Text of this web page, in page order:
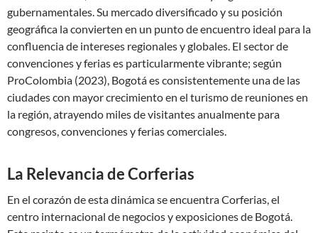
gubernamentales. Su mercado diversificado y su posición
geográfica la convierten en un punto de encuentro ideal para la
confluencia de intereses regionales y globales. El sector de
convenciones y ferias es particularmente vibrante; según
ProColombia (2023), Bogotá es consistentemente una de las
ciudades con mayor crecimiento en el turismo de reuniones en
la región, atrayendo miles de visitantes anualmente para
congresos, convenciones y ferias comerciales.
La Relevancia de Corferias
En el corazón de esta dinámica se encuentra Corferias, el
centro internacional de negocios y exposiciones de Bogotá.